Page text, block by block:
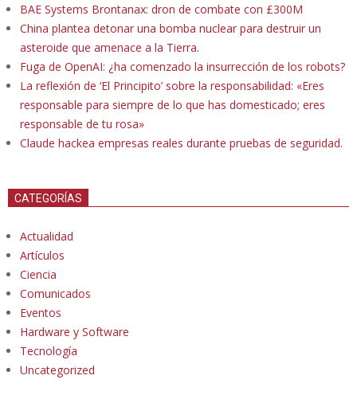
BAE Systems Brontanax: dron de combate con £300M
China plantea detonar una bomba nuclear para destruir un
asteroide que amenace a la Tierra.
Fuga de OpenAI: ¿ha comenzado la insurrección de los robots?
La reflexión de ‘El Principito’ sobre la responsabilidad: «Eres
responsable para siempre de lo que has domesticado; eres
responsable de tu rosa»
Claude hackea empresas reales durante pruebas de seguridad.
CATEGORÍAS
Actualidad
Artículos
Ciencia
Comunicados
Eventos
Hardware y Software
Tecnología
Uncategorized